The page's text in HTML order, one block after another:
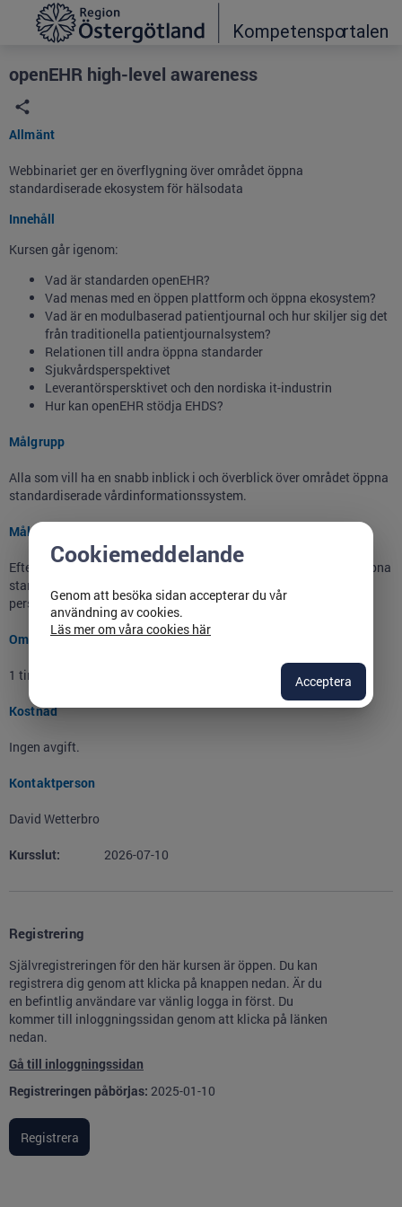
Grade
Portal
openEHR high-level awareness
Allmänt
Webbinariet ger en överflygning över området öppna
standardiserade ekosystem för hälsodata
Innehåll
Kursen går igenom:
Vad är standarden openEHR?
Vad menas med en öppen plattform och öppna ekosystem?
Vad är en modulbaserad patientjournal och hur skiljer sig det
från traditionella patientjournalsystem?
Relationen till andra öppna standarder
Sjukvårdsperspektivet
Leverantörspersktivet och den nordiska it-industrin
Hur kan openEHR stödja EHDS?
Målgrupp
Alla som vill ha en snabb inblick i och överblick över området öppna
standardiserade vårdinformationssystem.
Mål
Efter genomfört webbinariu kommer du ha kännedom om vad öppna
standardiserade vårdinformationssystem är sett ur flera olika
perspektiv
Omfattning
1 timme
Kostnad
Ingen avgift.
Kontaktperson
David Wetterbro
Kursslut: 2026-07-10
Registrering
Självregistreringen för den här kursen är öppen. Du kan
registrera dig genom att klicka på knappen nedan. Är du
en befintlig användare var vänlig logga in först. Du
kommer till inloggningssidan genom att klicka på länken
nedan.
Gå till inloggningssidan
Registreringen påbörjas: 2025-01-10
Cookiemeddelande
Genom att besöka sidan accepterar du vår
användning av cookies.
Läs mer om våra cookies här
Acceptera